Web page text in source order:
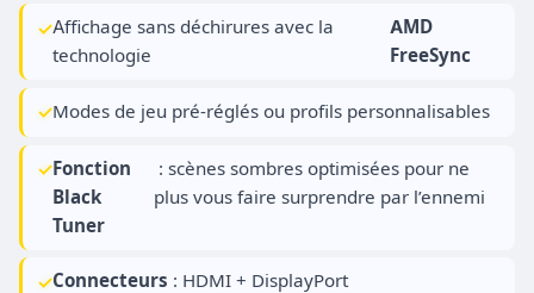
Affichage sans déchirures avec la
technologie
AMD
FreeSync
Modes de jeu pré-réglés ou profils personnalisables
Fonction
Black
Tuner
: scènes sombres optimisées pour ne
plus vous faire surprendre par l’ennemi
Connecteurs : HDMI + DisplayPort